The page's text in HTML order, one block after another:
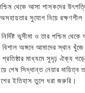
থেকে আসা শাসকদের
অসহায়তার সুযোগ নিয়ে
ভূসীমা ও তার পশ্চিম
অঙ্গনে আমাদের স্থান
মাধ্যমে সুদৃঢ় ঐক্য
শেষ সিদ্ধান্ত নেয়ার
ইতিহাস তুলে ধরা জরুরি।